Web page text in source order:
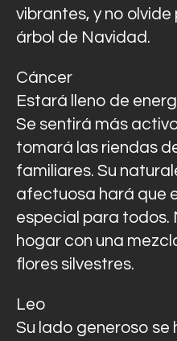
vibrantes, y no olvide
árbol de Navidad.
Cáncer
Estará lleno de
Se sentirá más
tomará las riendas
familiares. Su
afectuosa hará que
especial para todos.
hogar con una
flores silvestres.
Leo
Su lado generoso se